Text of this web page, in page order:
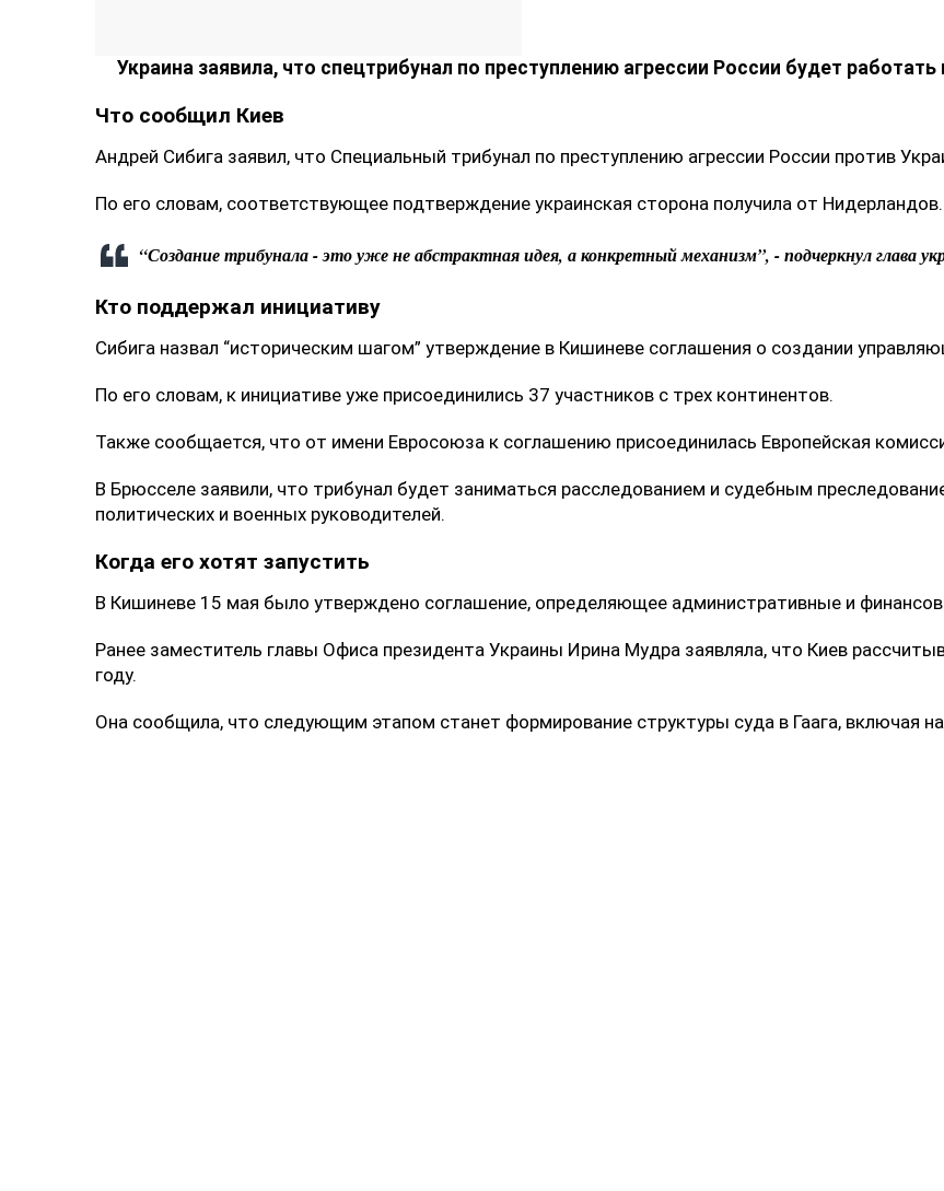
Украина заявила, что спецтрибунал по преступлению агрессии России будет работать
Что сообщил Киев
Андрей Сибига заявил, что Специальный трибунал по преступлению агрессии России против
По его словам, соответствующее подтверждение украинская сторона получила от Нидерландов.
“Создание трибунала - это уже не абстрактная идея, а конкретный механизм”, - подчеркнул глава
Кто поддержал инициативу
Сибига назвал “историческим шагом” утверждение в Кишиневе соглашения о создании
По его словам, к инициативе уже присоединились 37 участников с трех континентов.
Также сообщается, что от имени Евросоюза к соглашению присоединилась Европейская
В Брюсселе заявили, что трибунал будет заниматься расследованием и судебным
политических и военных руководителей.
Когда его хотят запустить
В Кишиневе 15 мая было утверждено соглашение, определяющее административные и
Ранее заместитель главы Офиса президента Украины Ирина Мудра заявляла, что Киев
году.
Она сообщила, что следующим этапом станет формирование структуры суда в Гаага, включая